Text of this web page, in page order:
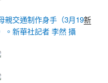
親交通制作身手（3月19新
。新華社記者 李然 攝